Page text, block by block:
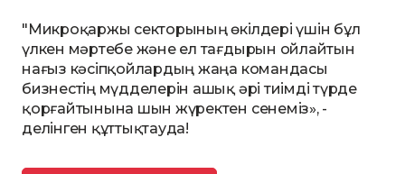
"Микроқаржы секторының өкілдері үшін бұл
үлкен мәртебе және ел тағдырын ойлайтын
нағыз кәсіпқойлардың жаңа командасы
бизнестің мүдделерін ашық әрі тиімді түрде
қорғайтынына шын жүректен сенеміз», -
делінген құттықтауда!